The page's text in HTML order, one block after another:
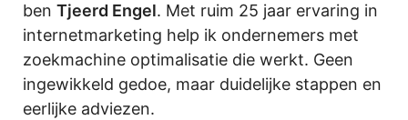
ben Tjeerd Engel. Met ruim 25 jaar ervaring in
internetmarketing help ik ondernemers met
zoekmachine optimalisatie die werkt. Geen
ingewikkeld gedoe, maar duidelijke stappen en
eerlijke adviezen.